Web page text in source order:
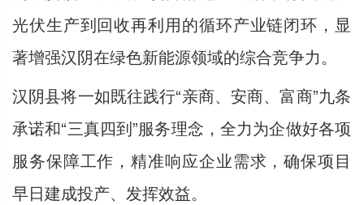
光伏生产到回收再利用的循环产业链闭环，显
著增强汉阴在绿色新能源领域的综合竞争力。
汉阴县将一如既往践行“亲商、安商、富商”九条
承诺和“三真四到”服务理念，全力为企做好各项
服务保障工作，精准响应企业需求，确保项目
早日建成投产、发挥效益。